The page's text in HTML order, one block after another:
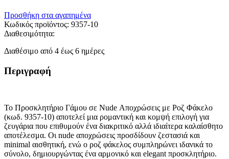
Προσθήκη στα αγαπημένα
Κωδικός προϊόντος: 9357-10
Διαθεσιμότητα:
Διαθέσιμο από 4 έως 6 ημέρες
Περιγραφή
Το Προσκλητήριο Γάμου σε Nude Αποχρώσεις με Ροζ Φάκελο
(κωδ. 9357-10) αποτελεί μια ρομαντική και κομψή επιλογή για
ζευγάρια που επιθυμούν ένα διακριτικό αλλά ιδιαίτερα καλαίσθητο
αποτέλεσμα. Οι nude αποχρώσεις προσδίδουν ζεστασιά και
minimal αισθητική, ενώ ο ροζ φάκελος συμπληρώνει ιδανικά το
σύνολο, δημιουργώντας ένα αρμονικό και elegant προσκλητήριο.